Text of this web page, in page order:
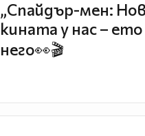
„Спайдър-мен:
кината у нас –
него👀🎬